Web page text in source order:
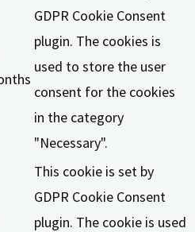
GDPR Cookie Consent
plugin. The cookies is
used to store the user
consent for the cookies
in the category
"Necessary".
This cookie is set by
GDPR Cookie Consent
plugin. The cookie is used